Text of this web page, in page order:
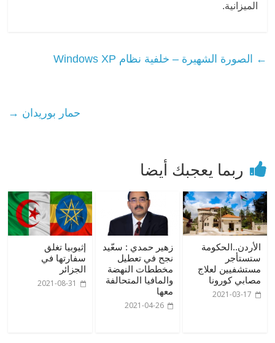
الميزانية.
← الصورة الشهيرة – خلفية نظام Windows XP
حمار بوريدان →
ربما يعجبك أيضا
الأردن..الحكومة
ستستأجر
مستشفيين لعلاج
مصابي كورونا
2021-03-17
زهير حمدي : سعّيد
نجح في تعطيل
مخططات النهضة
والمافيا المتحالفة
معها
2021-04-26
إثيوبيا تغلق
سفارتها في
الجزائر
2021-08-31